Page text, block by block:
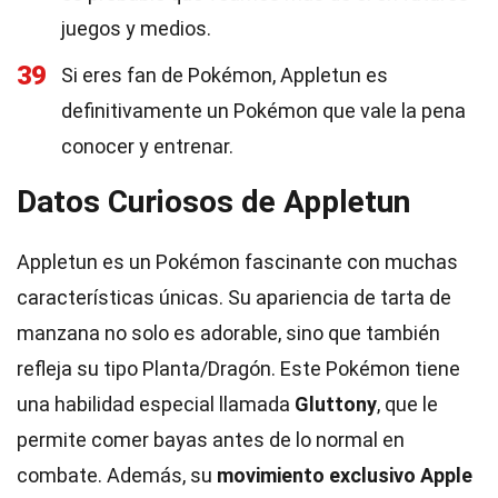
juegos y medios.
39
Si eres fan de Pokémon, Appletun es
definitivamente un Pokémon que vale la pena
conocer y entrenar.
Datos Curiosos de Appletun
Appletun es un Pokémon fascinante con muchas
características únicas. Su apariencia de tarta de
manzana no solo es adorable, sino que también
refleja su tipo Planta/Dragón. Este Pokémon tiene
una habilidad especial llamada Gluttony, que le
permite comer bayas antes de lo normal en
combate. Además, su movimiento exclusivo Apple